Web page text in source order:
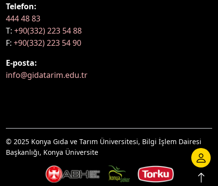
Telefon:
444 48 83
T: +90(332) 223 54 88
F: +90(332) 223 54 90
E-posta:
info@gidatarim.edu.tr
© 2025 Konya Gıda ve Tarım Üniversitesi, Bilgi İşlem Dairesi
Başkanlığı, Konya Üniversite